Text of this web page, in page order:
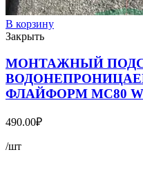
В корзину
Закрыть
МОНТАЖНЫЙ
ФЛАЙФОРМ MC80
490.00₽
/шт